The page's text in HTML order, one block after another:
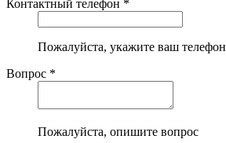
Контактный телефон *
Пожалуйста, укажите ваш телефон
Вопрос *
Пожалуйста, опишите вопрос